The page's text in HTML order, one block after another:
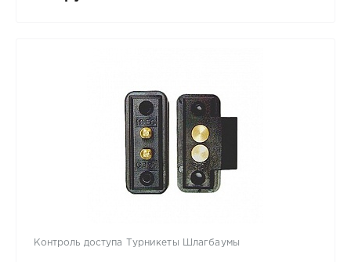
Контроль доступа Турникеты Шлагбаумы